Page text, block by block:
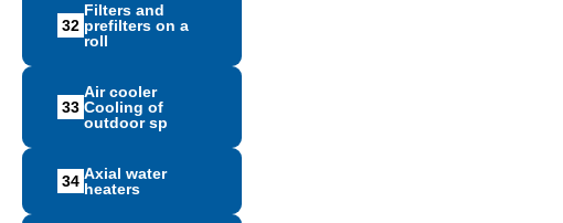
32
Filters and
prefilters on a
roll
33
Air cooler
Cooling of
outdoor sp
34 Axial water
heaters